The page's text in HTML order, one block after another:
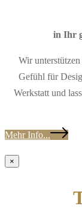
in Ihr
Wir
Gefühl für
Werkstatt und
Mehr Info...
×